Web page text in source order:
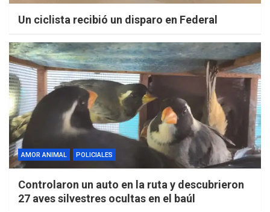
Un ciclista recibió un disparo en Federal
AMOR ANIMAL POLICIALES
Controlaron un auto en la ruta y descubrieron
27 aves silvestres ocultas en el baúl